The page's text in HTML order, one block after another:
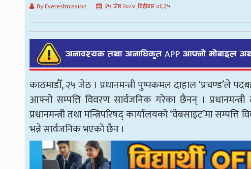
By Everestmission २५ जेष्ठ २०८०, बिहीबार ०६:३५
काठमाडौँ, २५ जेठ । प्रधानमन्त्री पुष्पकमल दाहाल ‘प्रचण्ड’ले
आफ्नो सम्पत्ति विवरण सार्वजनिक गरेका छैनन् । प्रधानमन्त्री
प्रधानमन्त्री तथा मन्त्रिपरिषद् कार्यालयको ‘वेबसाइट’मा
भन्ने सार्वजनिक भएको छैन ।